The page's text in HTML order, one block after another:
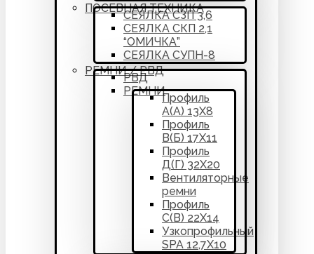
ПОСЕВНАЯ ТЕХНИКА
СЕЯЛКА СЗП 3,6
СЕЯЛКА СКП 2,1
“ОМИЧКА”
СЕЯЛКА СУПН-8
РЕМНИ / РВД
РВД
РЕМНИ
Профиль
А(А) 13Х8
Профиль
В(Б) 17Х11
Профиль
Д(Г) 32Х20
Вентиляторные
ремни
Профиль
С(В) 22Х14
Узкопрофильный
SPA 12,7Х10